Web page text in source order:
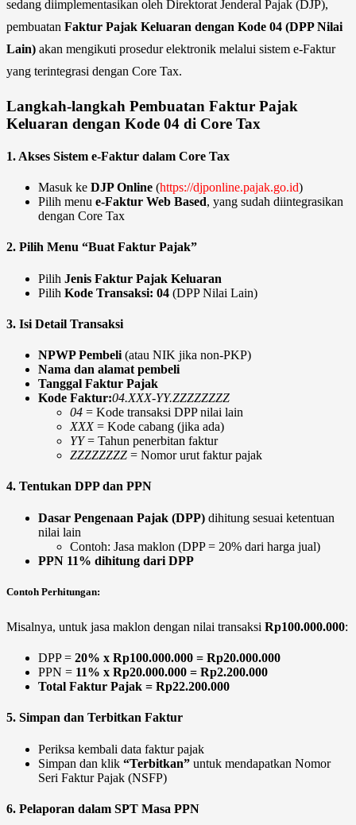
sedang diimplementasikan oleh Direktorat Jenderal Pajak (DJP),
pembuatan Faktur Pajak Keluaran dengan Kode 04 (DPP Nilai
Lain) akan mengikuti prosedur elektronik melalui sistem e-Faktur
yang terintegrasi dengan Core Tax.
Langkah-langkah Pembuatan Faktur Pajak
Keluaran dengan Kode 04 di Core Tax
1. Akses Sistem e-Faktur dalam Core Tax
Masuk ke DJP Online (https://djponline.pajak.go.id)
Pilih menu e-Faktur Web Based, yang sudah diintegrasikan
dengan Core Tax
2. Pilih Menu “Buat Faktur Pajak”
Pilih Jenis Faktur Pajak Keluaran
Pilih Kode Transaksi: 04 (DPP Nilai Lain)
3. Isi Detail Transaksi
NPWP Pembeli (atau NIK jika non-PKP)
Nama dan alamat pembeli
Tanggal Faktur Pajak
Kode Faktur:04.XXX-YY.ZZZZZZZZ
04 = Kode transaksi DPP nilai lain
XXX= Kode cabang (jika ada)
YY= Tahun penerbitan faktur
ZZZZZZZZ = Nomor urut faktur pajak
4. Tentukan DPP dan PPN
Dasar Pengenaan Pajak (DPP) dihitung sesuai ketentuan
nilai lain
Contoh: Jasa maklon (DPP = 20% dari harga jual)
PPN 11% dihitung dari DPP
Contoh Perhitungan:
Misalnya, untuk jasa maklon dengan nilai transaksi Rp100.000.000:
DPP = 20% x Rp100.000.000 = Rp20.000.000
PPN = 11% x Rp20.000.000 = Rp2.200.000
Total Faktur Pajak = Rp22.200.000
5. Simpan dan Terbitkan Faktur
Periksa kembali data faktur pajak
Simpan dan klik “Terbitkan” untuk mendapatkan Nomor
Seri Faktur Pajak (NSFP)
6. Pelaporan dalam SPT Masa PPN